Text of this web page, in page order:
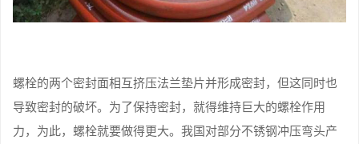
螺栓的两个密封面相互挤压法兰垫片并形成密封，但这同时也
导致密封的破坏。为了保持密封，就得维持巨大的螺栓作用
力，为此，螺栓就要做得更大。我国对部分不锈钢冲压弯头产